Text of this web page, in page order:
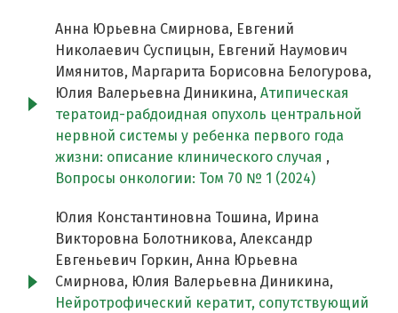
Анна Юрьевна Смирнова, Евгений
Николаевич Суспицын, Евгений Наумович
Имянитов, Маргарита Борисовна Белогурова,
Юлия Валерьевна Диникина, Атипическая
тератоид-рабдоидная опухоль центральной
нервной системы у ребенка первого года
жизни: описание клинического случая ,
Вопросы онкологии: Том 70 № 1 (2024)
Юлия Константиновна Тошина, Ирина
Викторовна Болотникова, Александр
Евгеньевич Горкин, Анна Юрьевна
Смирнова, Юлия Валерьевна Диникина,
Нейротрофический кератит, сопутствующий